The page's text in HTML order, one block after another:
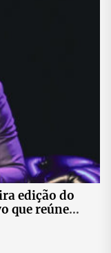
edição do
que reúne
e